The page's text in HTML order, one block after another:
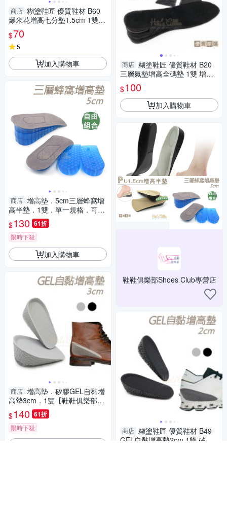
商店 糊塗鞋匠 優質鞋材 B60
爆米花增高七分墊1.5cm 1雙
爆米花增高墊 爆米花增高半墊
爆米花鞋墊
$70
5
加入購物車
商店 增高墊．5cm三層蜂窩增
高半墊．1雙．單一規格．可調
三種高度【鞋鞋俱樂部】【906
-B12】
$130 61折
限時下殺
加入購物車
商店 增高墊．矽膠GEL自黏增
高墊3cm．1雙【鞋鞋俱樂部】
【906-B50】灰/黑
$140 61折
限時下殺
商店 糊塗鞋匠 優質鞋材 B20
三層氣墊增高全碼墊 1雙 增高6
公分 隱形增高 U型氣墊 緩壓減
震
$100
加入購物車
鞋鞋俱樂部Shoes Club專營店
商店 糊塗鞋匠 優質鞋材 B49
GEL自黏增高墊2cm 1雙 矽膠